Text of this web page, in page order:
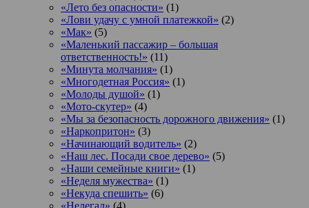
«Лето без опасности» (1)
«Лови удачу с умной платежкой» (2)
«Мак» (5)
«Маленький пассажир – большая
ответственность!» (11)
«Минута молчания» (1)
«Многодетная Россия» (1)
«Молоды душой» (1)
«Мото-скутер» (4)
«Мы за безопасность дорожного движения» (1)
«Наркопритон» (3)
«Начинающий водитель» (2)
«Наш лес. Посади свое дерево» (5)
«Наши семейные книги» (1)
«Неделя мужества» (1)
«Некуда спешить» (6)
«Нелегал» (4)